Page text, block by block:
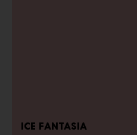
ICE fantasia